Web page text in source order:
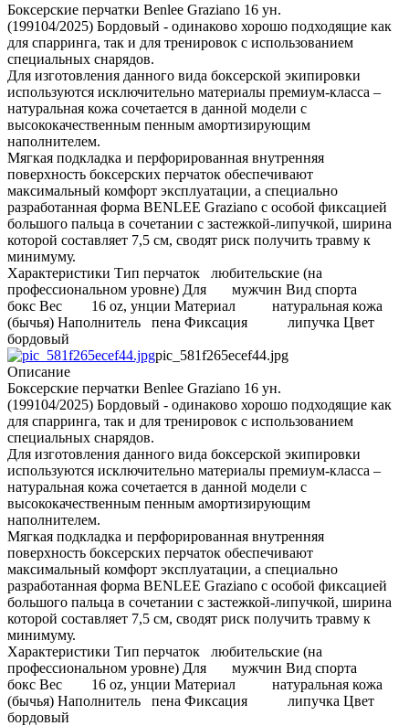
Боксерские перчатки Benlee Graziano 16 ун.
(199104/2025) Бордовый - одинаково хорошо подходящие как
для спарринга, так и для тренировок с использованием
специальных снарядов.
Для изготовления данного вида боксерской экипировки
используются исключительно материалы премиум-класса –
натуральная кожа сочетается в данной модели с
высококачественным пенным амортизирующим
наполнителем.
Мягкая подкладка и перфорированная внутренняя
поверхность боксерских перчаток обеспечивают
максимальный комфорт эксплуатации, а специально
разработанная форма BENLEE Graziano с особой фиксацией
большого пальца в сочетании с застежкой-липучкой, ширина
которой составляет 7,5 см, сводят риск получить травму к
минимуму.
Характеристики Тип перчаток любительские (на
профессиональном уровне) Для мужчин Вид спорта
бокс Вес 16 oz, унции Материал натуральная кожа
(бычья) Наполнитель пена Фиксация липучка Цвет
бордовый
pic_581f265ecef44.jpg
Описание
Боксерские перчатки Benlee Graziano 16 ун.
(199104/2025) Бордовый - одинаково хорошо подходящие как
для спарринга, так и для тренировок с использованием
специальных снарядов.
Для изготовления данного вида боксерской экипировки
используются исключительно материалы премиум-класса –
натуральная кожа сочетается в данной модели с
высококачественным пенным амортизирующим
наполнителем.
Мягкая подкладка и перфорированная внутренняя
поверхность боксерских перчаток обеспечивают
максимальный комфорт эксплуатации, а специально
разработанная форма BENLEE Graziano с особой фиксацией
большого пальца в сочетании с застежкой-липучкой, ширина
которой составляет 7,5 см, сводят риск получить травму к
минимуму.
Характеристики Тип перчаток любительские (на
профессиональном уровне) Для мужчин Вид спорта
бокс Вес 16 oz, унции Материал натуральная кожа
(бычья) Наполнитель пена Фиксация липучка Цвет
бордовый